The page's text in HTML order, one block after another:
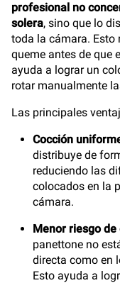
profesional no
solera, sino que lo
toda la cámara. Esto
queme antes de que
ayuda a lograr un
rotar manualmente
Las principales
Cocción
distribuye de
reduciendo las
colocados en la
cámara.
Menor riesgo
panettone no
directa como en
Esto ayuda a